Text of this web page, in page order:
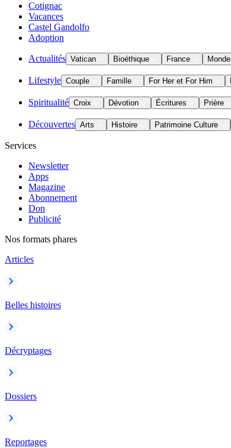
Cotignac
Vacances
Castel Gandolfo
Adoption
Actualités Vatican Bioéthique France Monde
Lifestyle Couple Famille For Her et For Him
Spiritualité Croix Dévotion Écritures Prière
Découvertes Arts Histoire Patrimoine Culture
Services
Newsletter
Apps
Magazine
Abonnement
Don
Publicité
Nos formats phares
Articles
Belles histoires
Décryptages
Dossiers
Reportages